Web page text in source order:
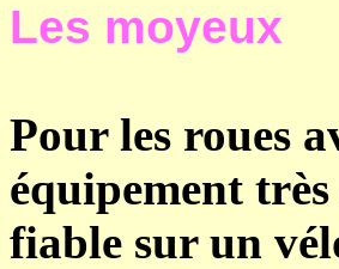
Les moyeux
Pour les roues
équipement
fiable sur un